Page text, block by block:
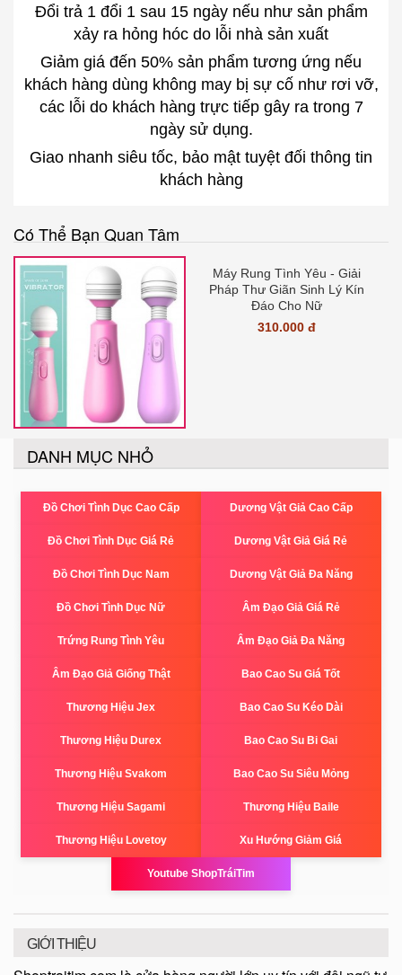
Đổi trả 1 đổi 1 sau 15 ngày nếu như sản phẩm
xảy ra hỏng hóc do lỗi nhà sản xuất
Giảm giá đến 50% sản phẩm tương ứng nếu
khách hàng dùng không may bị sự cố như rơi vỡ,
các lỗi do khách hàng trực tiếp gây ra trong 7
ngày sử dụng.
Giao nhanh siêu tốc, bảo mật tuyệt đối thông tin
khách hàng
Có Thể Bạn Quan Tâm
Máy Rung Tình Yêu - Giải
Pháp Thư Giãn Sinh Lý Kín
Đáo Cho Nữ
310.000 đ
DANH MỤC NHỎ
Đồ Chơi Tình Dục Cao Cấp Dương Vật Giả Cao Cấp
Đồ Chơi Tình Dục Giá Rẻ Dương Vật Giả Giá Rẻ
Đồ Chơi Tình Dục Nam Dương Vật Giả Đa Năng
Đồ Chơi Tình Dục Nữ Âm Đạo Giả Giá Rẻ
Trứng Rung Tình Yêu Âm Đạo Giả Đa Năng
Âm Đạo Giả Giống Thật Bao Cao Su Giá Tốt
Thương Hiệu Jex Bao Cao Su Kéo Dài
Thương Hiệu Durex Bao Cao Su Bi Gai
Thương Hiệu Svakom Bao Cao Su Siêu Mỏng
Thương Hiệu Sagami Thương Hiệu Baile
Thương Hiệu Lovetoy Xu Hướng Giảm Giá
Youtube ShopTráiTim
GIỚI THIỆU